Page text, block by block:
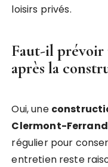
loisirs privés.
Faut-il
après la
Oui, une
Clermont-Ferrand
régulier pour
entretien reste